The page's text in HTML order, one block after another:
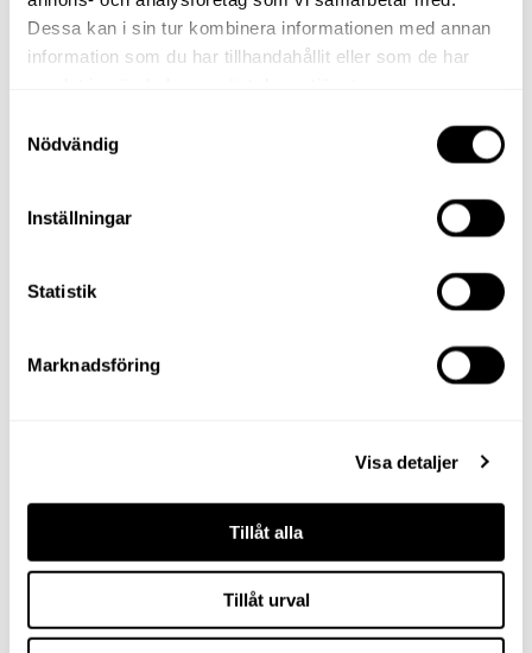
Dessa kan i sin tur kombinera informationen med annan
information som du har tillhandahållit eller som de har
Nödvändig
Inställningar
Statistik
Marknadsföring
Visa detaljer
Tillåt alla
Tillåt urval